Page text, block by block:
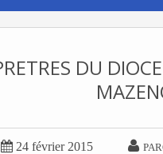
DU
 24 février 2015 